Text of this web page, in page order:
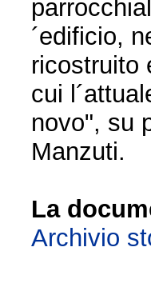
´edificio,
ricostruito
cui
novo", su
Manzuti.
La
Archivio